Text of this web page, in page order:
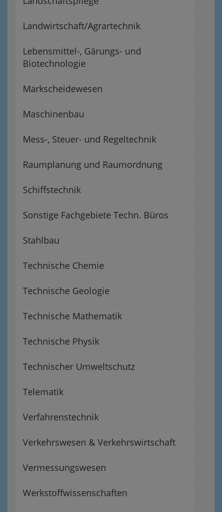
Landwirtschaft/Agrartechnik
Lebensmittel-, Gärungs- und
Biotechnologie
Markscheidewesen
Maschinenbau
Mess-, Steuer- und Regeltechnik
Raumplanung und Raumordnung
Schiffstechnik
Sonstige Fachgebiete Techn. Büros
Stahlbau
Technische Chemie
Technische Geologie
Technische Mathematik
Technische Physik
Technischer Umweltschutz
Telematik
Verfahrenstechnik
Verkehrswesen & Verkehrswirtschaft
Vermessungswesen
Werkstoffwissenschaften